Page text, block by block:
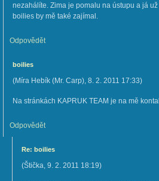
nezahálíte. Zima je pomalu na ústupu a já
boilies by mě také zajímal.
Odpovědět
boilies
(Míra Hebík (Mr. Carp), 8. 2. 2011 17:33)
Na stránkách KAPRUK TEAM je na mě
Odpovědět
Re: boilies
(Štička, 9. 2. 2011 18:19)